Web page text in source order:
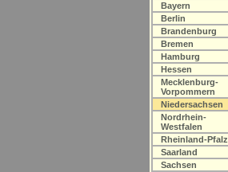
Bayern
Berlin
Brandenburg
Bremen
Hamburg
Hessen
Mecklenburg-
Vorpommern
Niedersachsen
Nordrhein-
Westfalen
Rheinland-Pfalz
Saarland
Sachsen